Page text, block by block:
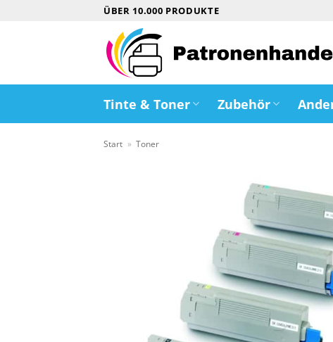
ÜBER 10.000 PRODUKTE
Tinte & Toner Zubehör
Start » Toner